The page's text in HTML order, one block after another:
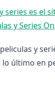
series es el
y Series
y
último en